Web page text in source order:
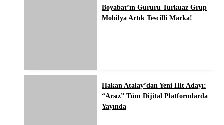
Boyabat’ın Gururu Turkuaz Grup
Mobilya Artık Tescilli Marka!
Hakan Atalay’dan Yeni Hit Adayı:
“Arsız” Tüm Dijital Platformlarda
Yayında